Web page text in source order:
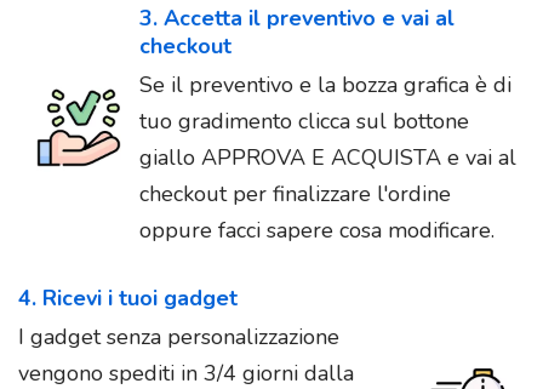
3. Accetta il preventivo e vai al
checkout
Se il preventivo e la bozza grafica è di
tuo gradimento clicca sul bottone
giallo APPROVA E ACQUISTA e vai al
checkout per finalizzare l'ordine
oppure facci sapere cosa modificare.
4. Ricevi i tuoi gadget
I gadget senza personalizzazione
vengono spediti in 3/4 giorni dalla